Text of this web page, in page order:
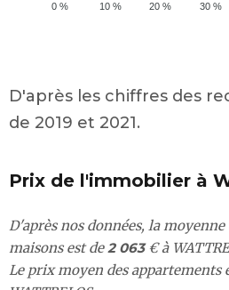
30 %
20 %
10 %
0 %
D'après les chiffres des
de 2019 et 2021.
Prix de l'immobilier à
D'après nos données, la
maisons est de2 063€ à
Le prix moyen des appartements